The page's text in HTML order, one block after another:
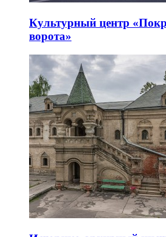
Культурный центр
ворота»